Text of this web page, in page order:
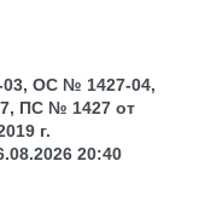
ОС № 1427-04,
ПС № 1427 от
г.
20:40